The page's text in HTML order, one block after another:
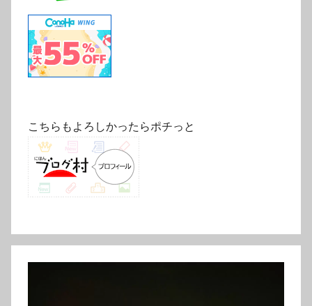
こちらもよろしかったらポチっと